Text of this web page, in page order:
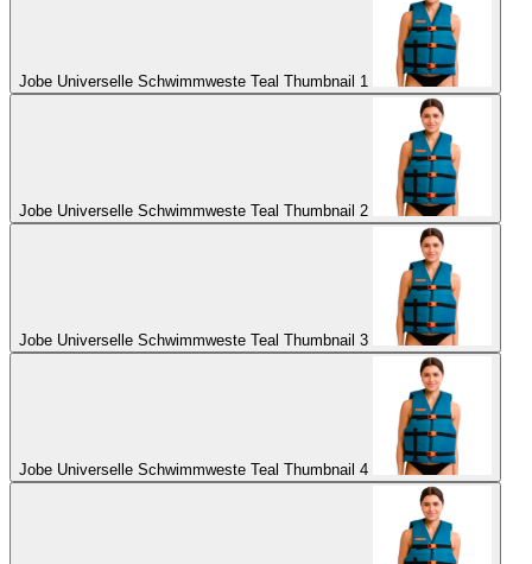
Jobe Universelle Schwimmweste Teal Thumbnail 1
Jobe Universelle Schwimmweste Teal Thumbnail 2
Jobe Universelle Schwimmweste Teal Thumbnail 3
Jobe Universelle Schwimmweste Teal Thumbnail 4